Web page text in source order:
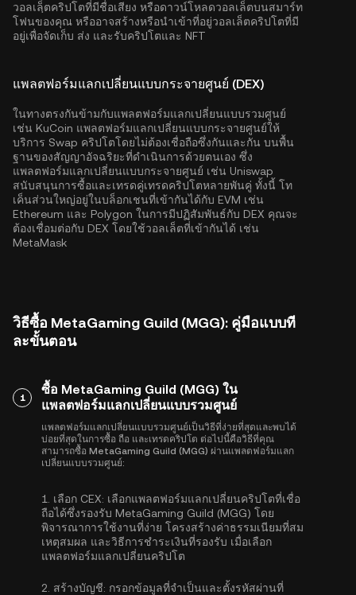
วอลเลฺ็ตคริปโตที่มีชื่อเสียง หรือดาวน์โหลดวอลเล็ตบนสมาร์ท
โฟนของคุณ หรืออาจสร้างหรือนำเข้าที่อยู่วอลเล็ตคริปโตที่มี
อยู่เพื่อจัดเก็บ ส่ง และรับคริปโตและ NFT
แพลตฟอร์มแลกเปลี่ยนแบบกระจายศูนย์ (DEX)
ในทางตรงกันข้ามกับแพลตฟอร์มแลกเปลี่ยนแบบรวมศูนย์
เช่น KuCoin แพลตฟอร์มแลกเปลี่ยนแบบกระจายศูนย์ให้
บริการ Swap คริปโตโดยไม่ต้องเชื่อถือซึ่งกันและกัน บนพื้น
ฐานของสัญญาอัจฉริยะที่ดำเนินการด้วยตนเอง ซึ่ง
แพลตฟอร์มแลกเปลี่ยนแบบกระจายศูนย์ เช่น Uniswap
สนับสนุนการซื้อและเทรดคู่เทรดคริปโตหลายพันคู่ ทั้งนี้ โท
เค็นส่วนใหญ่อยู่ในบล็อกเชนที่เข้ากันได้กับ EVM เช่น
Ethereum และ Polygon ในการมีปฏิสัมพันธ์กับ DEX คุณจะ
ต้องเชื่อมต่อกับ DEX โดยใช้วอลเล็ตที่เข้ากันได้ เช่น
MetaMask
วิธีซื้อ MetaGaming Guild (MGG): คู่มือแบบที
ละขั้นตอน
1
ซื้อ MetaGaming Guild (MGG) ใน
แพลตฟอร์มแลกเปลี่ยนแบบรวมศูนย์
แพลตฟอร์มแลกเปลี่ยนแบบรวมศูนย์เป็นวิธีที่ง่ายที่สุดและพบได้
บ่อยที่สุดในการซื้อ ถือ และเทรดคริปโต ต่อไปนี้คือวิธีที่คุณ
สามารถซื้อ MetaGaming Guild (MGG) ผ่านแพลตฟอร์มแลก
เปลี่ยนแบบรวมศูนย์:
1. เลือก CEX: เลือกแพลตฟอร์มแลกเปลี่ยนคริปโตที่เชื่อ
ถือได้ซึ่งรองรับ MetaGaming Guild (MGG) โดย
พิจารณาการใช้งานที่ง่าย โครงสร้างค่าธรรมเนียมที่สม
เหตุสมผล และวิธีการชำระเงินที่รองรับ เมื่อเลือก
แพลตฟอร์มแลกเปลี่ยนคริปโต
2. สร้างบัญชี: กรอกข้อมูลที่จำเป็นและตั้งรหัสผ่านที่